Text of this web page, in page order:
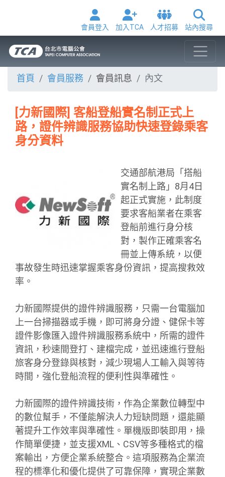
會員登入 加入TCA 人才招募 站內搜尋
首頁 會員服務 會員訊息 內文
[力新國際] 客船登船實名制正式上
路，證件辨識服務協助快速登錄乘客
身分資料
交通部航港局「搭船
實名制上路」8月4日
起正式實施，此制度
要求客船業者在乘客
登船前進行身分核
對，製作正確乘客名
冊並上傳系統，以便
事故發生時迅速掌握乘客身份資訊，提高搜救效
率。
力新國際提供的證件辨識服務，只需一台電腦加
上一台掃描器或手機，即可將身分證、健保卡等
證件影像匯入證件辨識服務系統中，所需的證件
資訊，秒速間登打、建檔完成，並迅速進行登船
旅客身分登錄與核對，減少現場人工輸入與等待
時間，強化登船流程的便利性與準確性。
力新國際的證件辨識技術，作為企業數位轉型中
的數位幫手，不僅能解決人力短缺問題，還能顯
著提升工作效率與準確性。單機版即裝即用，操
作簡單便捷，並支援XML、CSV等多種格式的檔
案輸出，方便企業系統整合。這項服務為企業流
程的標準化和優化提供了可靠保障，實現企業數